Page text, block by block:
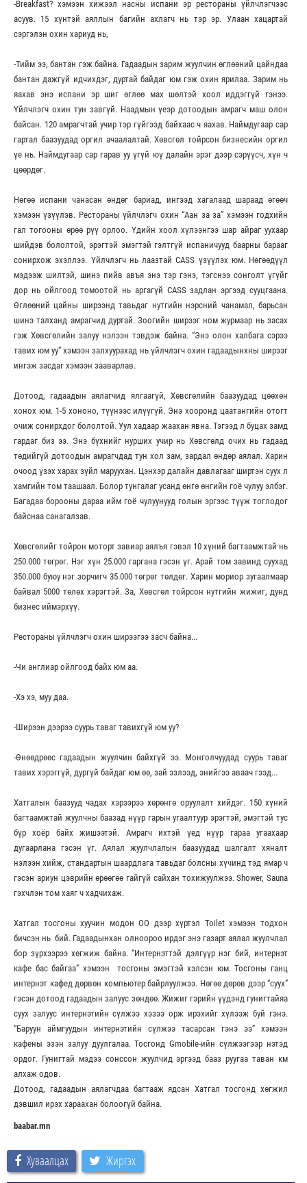
-Breakfast? хэмээн хижээл насны испани эр рестораны үйлчлэгчээс
асуув. 15 хүнтэй аяллын багийн ахлагч нь тэр эр. Улаан хацартай
сэргэлэн охин хариуд нь,
-Тийм ээ, бантан гэж байна. Гадаадын зарим жуулчин өглөөний цайндаа
бантан дажгүй идчихдэг, дуртай байдаг юм гэж охин ярилаа. Зарим нь
яахав энэ испани эр шиг өглөө мах шөлтэй хоол иддэггүй гэнээ.
Үйлчлэгч охин тун завгүй. Наадмын үеэр дотоодын амрагч маш олон
байсан. 120 амрагчтай учир тэр гүйгээд байхаас ч яахав. Наймдугаар сар
гартал баазуудад оргил ачаалалтай. Хөвсгөл тойрсон бизнесийн оргил
үе нь. Наймдугаар сар гарав уу үгүй юү далайн эрэг дээр сэрүүсч, хүн ч
цөөрдөг.
Нөгөө испани чанасан өндөг бариад, ингээд хагалаад шараад өгөөч
хэмээн үзүүлэв. Рестораны үйлчлэгч охин “Аан за за” хэмээн годхийн
гал тогооны өрөө рүү орлоо. Үдийн хоол хүлээнгээ шар айраг уухаар
шийдэв бололтой, эрэгтэй эмэгтэй гэлтгүй испаничууд баарны барааг
сонирхож эхэллээ. Үйлчлэгч нь лаазтай CASS үзүүлэх юм. Нөгөөдүүл
мэдээж шилтэй, шинэ пийв авъя энэ тэр гэнэ, тэгснээ сонголт үгүйг
дор нь ойлгоод томоотой нь аргагүй CASS задлан эргээд сууцгаана.
Өглөөний цайны ширээнд тавьдаг нутгийн нэрсний чанамал, барьсан
шинэ талханд амрагчид дуртай. Зоогийн ширээг ном журмаар нь засах
гэж Хөвсгөлийн залуу нэлээн тэвдэж байна. “Энэ олон халбага сэрээ
тавих юм уу” хэмээн залхуурахад нь үйлчлэгч охин гадаадынхны ширээг
ингэж засдаг хэмээн зааварлав.
Дотоод, гадаадын аялагчид ялгаагүй, Хөвсгөлийн баазуудад цөөхөн
хонох юм. 1-5 хононо, түүнээс илүүгүй. Энэ хооронд цаатангийн отогт
очиж сонирхдог бололтой. Уул хадаар жаахан явна. Тэгээд л буцах замд
гардаг биз ээ. Энэ бүхнийг нурших учир нь Хөвсгөлд очих нь гадаад
төдийгүй дотоодын амрагчдад тун хол зам, зардал өндөр аялал. Харин
очоод үзэх харах зүйл маруухан. Цэнхэр далайн давлагааг ширтэн суух л
хамгийн том таашаал. Болор тунгалаг усанд өнгө өнгийн гоё чулуу элбэг.
Багадаа борооны дараа ийм гоё чулуунууд голын эргээс түүж тоглодог
байснаа санагалзав.
Хөвсгөлийг тойрон моторт завиар аялъя гэвэл 10 хүний багтаамжтай нь
250.000 төгрөг. Нэг хүн 25.000 гаргана гэсэн үг. Арай том завинд суухад
350.000 буюу нэг зорчигч 35.000 төгрөг төлдөг. Харин мориор зугаалмаар
байвал 5000 төлөх хэрэгтэй. За, Хөвсгөл тойрсон нутгийн жижиг, дунд
бизнес иймэрхүү.
Рестораны үйлчлэгч охин ширээгээ засч байна...
-Чи англиар ойлгоод байх юм аа.
-Хэ хэ, муу даа.
-Ширээн дээрээ суурь таваг тавихгүй юм уу?
-Өнөөдрөөс гадаадын жуулчин байхгүй ээ. Монголчуудад суурь таваг
тавих хэрэггүй, дургүй байдаг юм өө, зай эзлээд, энийгээ аваач гээд...
Хатгалын баазууд чадах хэрээрээ хөрөнгө оруулалт хийдэг. 150 хүний
багтаамжтай жуулчны баазад нүүр гарын угаалтуур эрэгтэй, эмэгтэй тус
бүр хоёр байх жишээтэй. Амрагч ихтэй үед нүүр гараа угаахаар
дугаарлана гэсэн үг. Аялал жуулчлалын баазуудад шалгалт хяналт
нэлээн хийж, стандартын шаардлага тавьдаг болсны хүчинд тэд ямар ч
гэсэн ариун цэврийн өрөөгөө гайгүй сайхан тохижуулжээ. Shower, Sauna
гэхчлэн том хаяг ч хадчихаж.
Хатгал тосгоны хуучин модон ОО дээр хүртэл Toilet хэмээн тодхон
бичсэн нь бий. Гадаадынхан олноороо ирдэг энэ газарт аялал жуулчлал
бор зүрхээрээ хөгжиж байна. “Интернэттэй дэлгүүр нэг бий, интернэт
кафе бас байгаа” хэмээн тосгоны эмэгтэй хэлсэн юм. Тосгоны ганц
интернэт кафед дөрвөн компьютер байрлуулжээ. Нөгөө дөрөв дээр “суух”
гэсэн дотоод гадаадын залуус зөндөө. Жижиг гэрийн үүдэнд гунигтайяа
суух залуус интернэтийн сүлжээ хэзээ орж ирэхийг хүлээж буй гэнэ.
“Баруун аймгуудын интернэтийн сүлжээ тасарсан гэнэ ээ” хэмээн
кафены эзэн залуу дуулгалаа. Тосгонд Gmobile-ийн сүлжээгээр нэтэд
ордог. Гунигтай мэдээ сонссон жуулчид эргээд бааз руугаа таван км
алхаж одов.
Дотоод, гадаадын аялагчдаа багтааж ядсан Хатгал тосгонд хөгжил
дэвшил ирэх хараахан болоогүй байна.
baabar.mn
Хуваалцах Жиргэх